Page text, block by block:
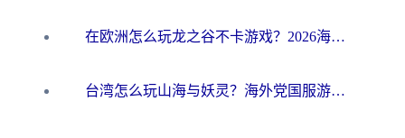
在欧洲怎么玩龙之谷不卡游戏？2026海外党国服游戏加速全攻略
台湾怎么玩山海与妖灵？海外党国服游戏加速全攻略，告别延迟卡顿